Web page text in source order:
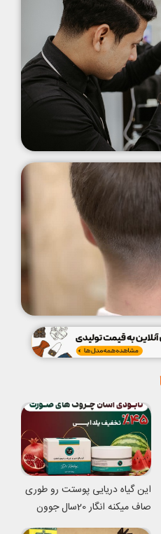
این گیاه دریایی پوستت رو طوری
صاف میکنه انگار 20سال جوون
شدی